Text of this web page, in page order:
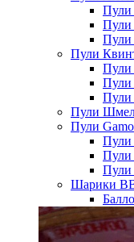
Пули
Пули
Пули
Пули
Пули
Пули Gamo
Пули
Пули
Пули
Шарики